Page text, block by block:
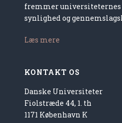
fremmer universiteternes
synlighed og
Læs mere
KONTAKT OS
Danske Universiteter
Fiolstræde 44, 1. th
1171 København K